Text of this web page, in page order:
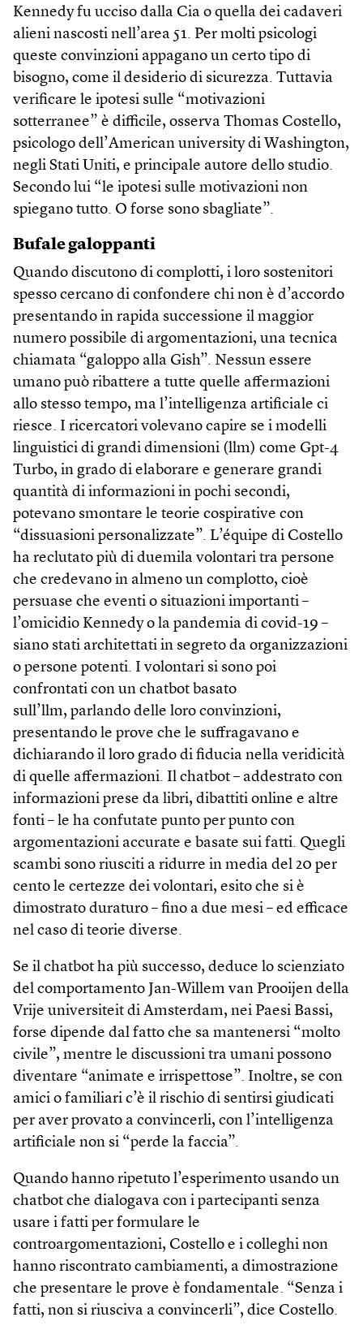
Kennedy fu ucciso dalla Cia o quella dei cadaveri
alieni nascosti nell’area 51. Per molti psicologi
queste convinzioni appagano un certo tipo di
bisogno, come il desiderio di sicurezza. Tuttavia
verificare le ipotesi sulle “motivazioni
sotterranee” è difficile, osserva Thomas Costello,
psicologo dell’American university di Washington,
negli Stati Uniti, e principale autore dello studio.
Secondo lui “le ipotesi sulle motivazioni non
spiegano tutto. O forse sono sbagliate”.
Bufale galoppanti
Quando discutono di complotti, i loro sostenitori
spesso cercano di confondere chi non è d’accordo
presentando in rapida successione il maggior
numero possibile di argomentazioni, una tecnica
chiamata “galoppo alla Gish”. Nessun essere
umano può ribattere a tutte quelle affermazioni
allo stesso tempo, ma l’intelligenza artificiale ci
riesce. I ricercatori volevano capire se i modelli
linguistici di grandi dimensioni (llm) come Gpt-4
Turbo, in grado di elaborare e generare grandi
quantità di informazioni in pochi secondi,
potevano smontare le teorie cospirative con
“dissuasioni personalizzate”. L’équipe di Costello
ha reclutato più di duemila volontari tra persone
che credevano in almeno un complotto, cioè
persuase che eventi o situazioni importanti –
l’omicidio Kennedy o la pandemia di covid-19 –
siano stati architettati in segreto da organizzazioni
o persone potenti. I volontari si sono poi
confrontati con un chatbot basato
sull’llm, parlando delle loro convinzioni,
presentando le prove che le suffragavano e
dichiarando il loro grado di fiducia nella veridicità
di quelle affermazioni. Il chatbot – addestrato con
informazioni prese da libri, dibattiti online e altre
fonti – le ha confutate punto per punto con
argomentazioni accurate e basate sui fatti. Quegli
scambi sono riusciti a ridurre in media del 20 per
cento le certezze dei volontari, esito che si è
dimostrato duraturo – fino a due mesi – ed efficace
nel caso di teorie diverse.
Se il chatbot ha più successo, deduce lo scienziato
del comportamento Jan-Willem van Prooijen della
Vrije universiteit di Amsterdam, nei Paesi Bassi,
forse dipende dal fatto che sa mantenersi “molto
civile”, mentre le discussioni tra umani possono
diventare “animate e irrispettose”. Inoltre, se con
amici o familiari c’è il rischio di sentirsi giudicati
per aver provato a convincerli, con l’intelligenza
artificiale non si “perde la faccia”.
Quando hanno ripetuto l’esperimento usando un
chatbot che dialogava con i partecipanti senza
usare i fatti per formulare le
controargomentazioni, Costello e i colleghi non
hanno riscontrato cambiamenti, a dimostrazione
che presentare le prove è fondamentale. “Senza i
fatti, non si riusciva a convincerli”, dice Costello.